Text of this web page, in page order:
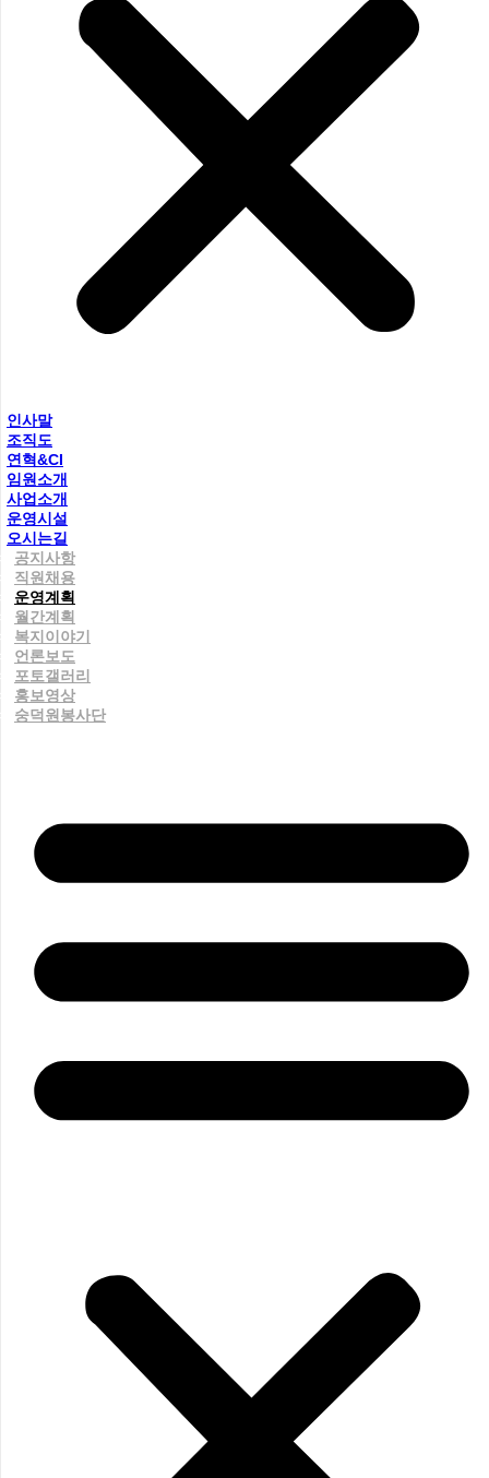
인사말
조직도
연혁&CI
임원소개
사업소개
운영시설
오시는길
공지사항
직원채용
운영계획
월간계획
복지이야기
언론보도
포토갤러리
홍보영상
숭덕원봉사단